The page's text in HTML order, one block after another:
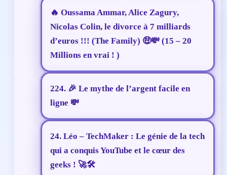
🔥 Oussama Ammar, Alice Zagury,
Nicolas Colin, le divorce à 7 milliards
d’euros !!! (The Family) 🤑💸 (15 – 20
Millions en vrai ! )
224. 🎉 Le mythe de l’argent facile en
ligne 💸
24. Léo – TechMaker : Le génie de la tech
qui a conquis YouTube et le cœur des
geeks ! 🚀🛠️